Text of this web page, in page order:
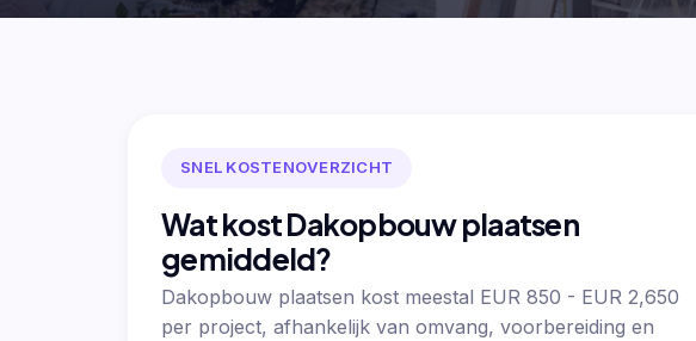
SNEL KOSTENOVERZICHT
Wat kost Dakopbouw plaatsen
gemiddeld?
Dakopbouw plaatsen kost meestal EUR 850 - EUR 2,650
per project, afhankelijk van omvang, voorbereiding en